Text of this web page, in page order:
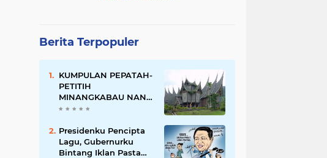
Berita Terpopuler
KUMPULAN PEPATAH-
PETITIH
MINANGKABAU NAN
ELOK
Presidenku Pencipta
Lagu, Gubernurku
Bintang Iklan Pasta